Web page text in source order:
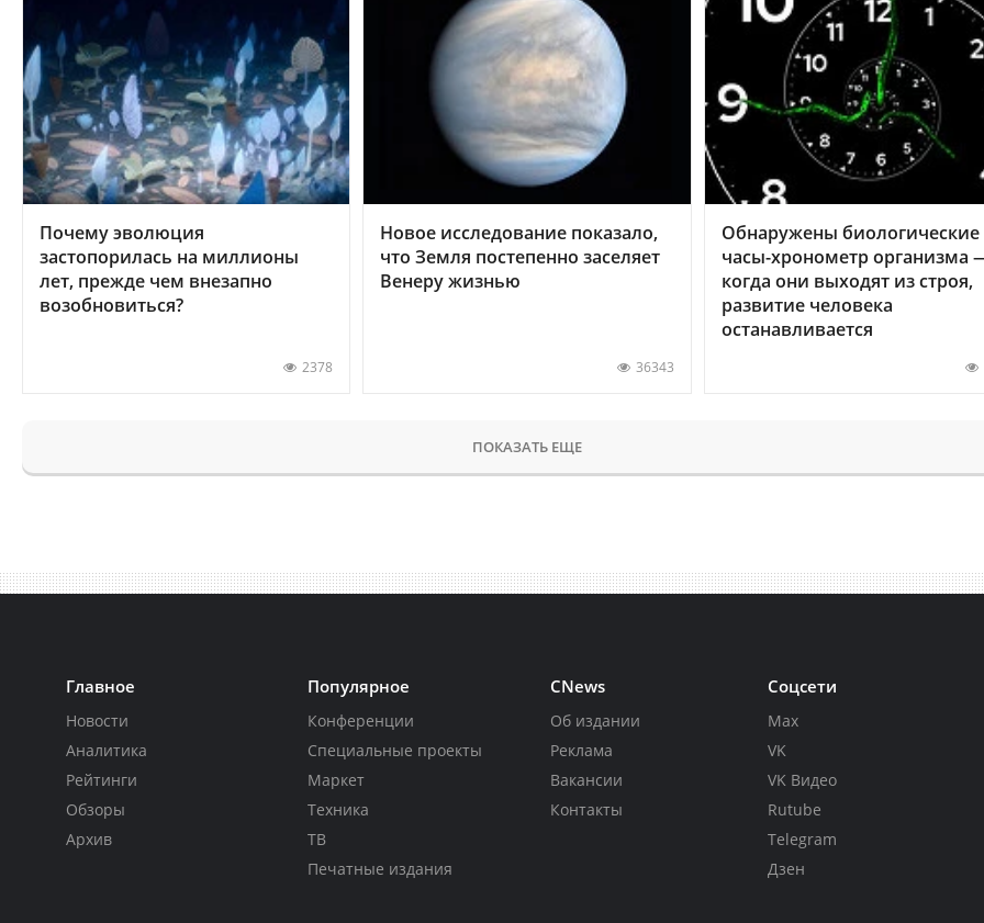
Почему эволюция
застопорилась на миллионы
лет, прежде чем внезапно
возобновиться?
2378
Новое исследование показало,
что Земля постепенно заселяет
Венеру жизнью
36343
Обнаружены биологические
часы-хронометр организма
когда они выходят из строя,
развитие человека
останавливается
ПОКАЗАТЬ ЕЩЕ
Главное
Новости
Аналитика
Рейтинги
Обзоры
Архив
Популярное
Конференции
Специальные проекты
Маркет
Техника
ТВ
Печатные издания
CNews
Об издании
Реклама
Вакансии
Контакты
Соцсети
Max
VK
VK Видео
Rutube
Telegram
Дзен